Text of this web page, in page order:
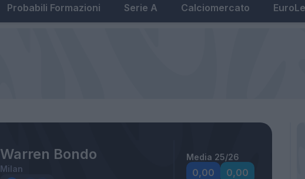
Probabili Formazioni Serie A Calciomercato
Warren Bondo
Milan
Media 25/26
0,00 0,00